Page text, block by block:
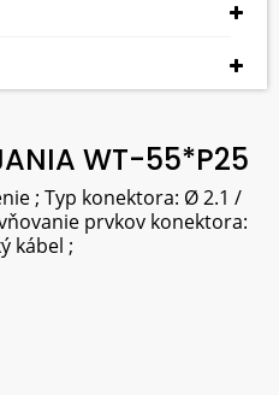
WT-55*P25
; Typ konektora: Ø 2.1 /
prvkov konektora:
kábel ;